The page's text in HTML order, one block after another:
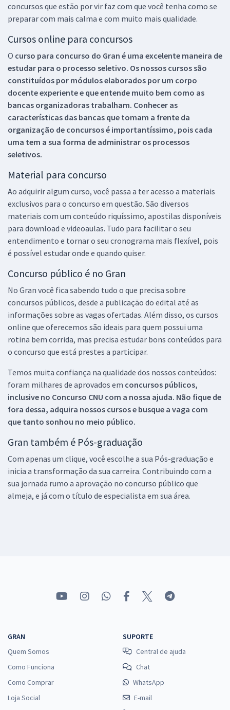
concursos que estão por vir faz com que você tenha como se
preparar com mais calma e com muito mais qualidade.
Cursos online para concursos
O curso para concurso do Gran é uma excelente maneira de
estudar para o processo seletivo. Os nossos cursos são
constituídos por módulos elaborados por um corpo
docente experiente e que entende muito bem como as
bancas organizadoras trabalham. Conhecer as
características das bancas que tomam a frente da
organização de concursos é importantíssimo, pois cada
uma tem a sua forma de administrar os processos
seletivos.
Material para concurso
Ao adquirir algum curso, você passa a ter acesso a materiais
exclusivos para o concurso em questão. São diversos
materiais com um conteúdo riquíssimo, apostilas disponíveis
para download e videoaulas. Tudo para facilitar o seu
entendimento e tornar o seu cronograma mais flexível, pois
é possível estudar onde e quando quiser.
Concurso público é no Gran
No Gran você fica sabendo tudo o que precisa sobre
concursos públicos, desde a publicação do edital até as
informações sobre as vagas ofertadas. Além disso, os cursos
online que oferecemos são ideais para quem possui uma
rotina bem corrida, mas precisa estudar bons conteúdos para
o concurso que está prestes a participar.
Temos muita confiança na qualidade dos nossos conteúdos:
foram milhares de aprovados em concursos públicos,
inclusive no Concurso CNU com a nossa ajuda. Não fique de
fora dessa, adquira nossos cursos e busque a vaga com
que tanto sonhou no meio público.
Gran também é Pós-graduação
Com apenas um clique, você escolhe a sua Pós-graduação e
inicia a transformação da sua carreira. Contribuindo com a
sua jornada rumo a aprovação no concurso público que
almeja, e já com o título de especialista em sua área.
GRAN
Quem Somos
Como Funciona
Como Comprar
Loja Social
SUPORTE
Central de ajuda
Chat
WhatsApp
E-mail